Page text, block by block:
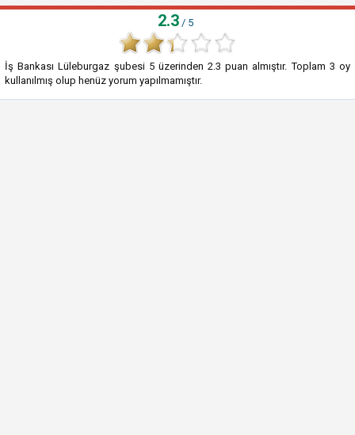
2.3 / 5
İş Bankası Lüleburgaz şubesi 5üzerinden2.3 puan almıştır. Toplam 3 oy
kullanılmış olup henüz yorum yapılmamıştır.